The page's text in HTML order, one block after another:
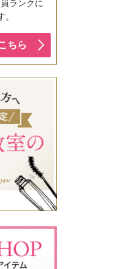
ランクに
ちら